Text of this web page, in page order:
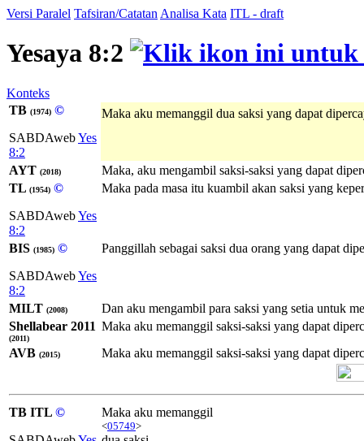
Versi Paralel Tafsiran/Catatan Analisa Kata ITL - draft
Yesaya 8:2
Konteks
TB (1974) ©
SABDAwebYes
8:2
Maka aku memanggil dua saksi yang dapat
AYT (2018)
Maka, aku mengambil saksi-saksi yang dapat
TL (1954) ©
SABDAwebYes
8:2
Maka pada masa itu kuambil akan saksi yang
BIS (1985) ©
SABDAwebYes
8:2
Panggillah sebagai saksi dua orang yang dapat
MILT (2008)
Dan aku mengambil para saksi yang setia untuk
Shellabear 2011
(2011)
Maka aku memanggil saksi-saksi yang dapat
AVB (2015) Maka aku memanggil saksi-saksi yang dapat
TB ITL ©
Maka aku memanggil
<05749>